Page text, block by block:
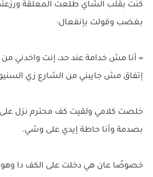
كنت بقلب الشاي طلعت المعلقة
بغضب وقولت بإنفعال:
= أنا مش خدامة عند حد، إنت واخدني
إتفاق مش جايبني من الشارع زي
خلصت كلامي ولقيت كف محترم نزل
بصدمة وأنا حاطة إيدي على وشي.
خصوصًا عان هي دخلت على الكف دا وهو